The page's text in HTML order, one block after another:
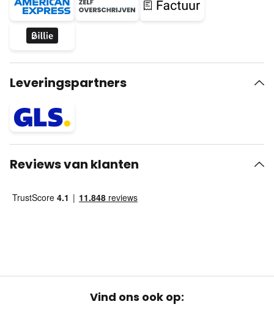
Leveringspartners
Reviews van klanten
Vind ons ook op: